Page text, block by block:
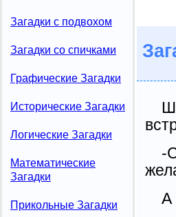
Загадки с подвохом
Загадки со спичками
Графические Загадки
Исторические Загадки
Логические Загадки
Математические
Загадки
Прикольные Загадки
-
А